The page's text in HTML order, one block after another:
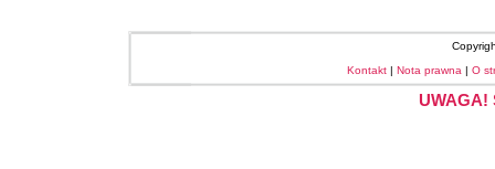
Kontakt | Nota prawna | O
UWAGA!